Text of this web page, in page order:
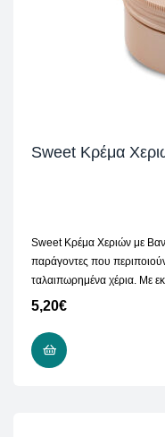
Sweet Κρέμα
Sweet Κρέμα Χεριών με
παράγοντες που
ταλαιπωρημένα χέρια. Με
5,20€